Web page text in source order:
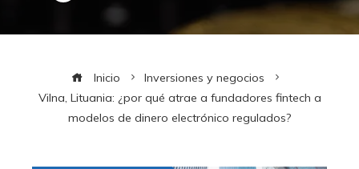
Inicio
Inversiones y negocios
Vilna, Lituania: ¿por qué atrae a fundadores fintech a
modelos de dinero electrónico regulados?